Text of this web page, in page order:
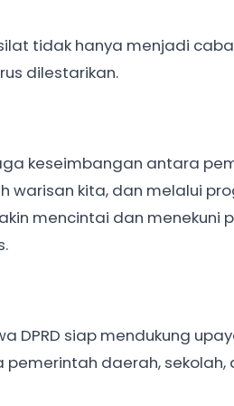
tidak hanya menjadi
dilestarikan.
keseimbangan antara
warisan kita, dan melalui
mencintai dan menekuni
DPRD siap mendukung
daerah, sekolah,